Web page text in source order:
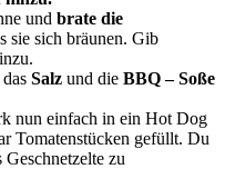
und brate die
sie sich bräunen. Gib
Salz und die BBQ – Soße
nun einfach in ein Hot Dog
Tomatenstücken gefüllt. Du
Geschnetzelte zu